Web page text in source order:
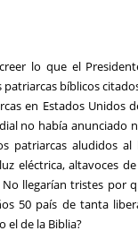
lo que el
bíblicos
en Estados
no había anunciado
patriarcas aludidos
eléctrica, altavoces
llegarían tristes por
50 país de tanta
el de la Biblia?